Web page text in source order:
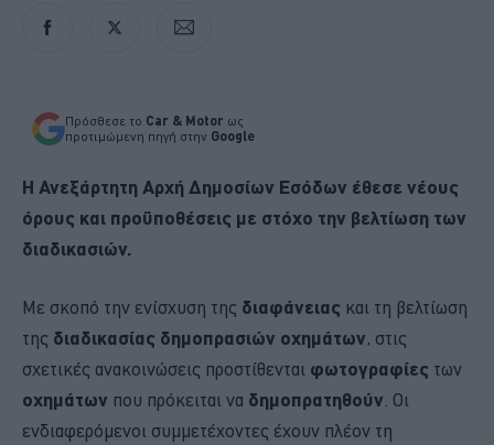
Πρόσθεσε το Car & Motor ως
προτιμώμενη πηγή στην Google
Η Ανεξάρτητη Αρχή Δημοσίων Εσόδων έθεσε νέους
όρους και προϋποθέσεις με στόχο την βελτίωση των
διαδικασιών.
Με σκοπό την ενίσχυση της διαφάνειας και τη βελτίωση
της διαδικασίας δημοπρασιών οχημάτων, στις
σχετικές ανακοινώσεις προστίθενται φωτογραφίες των
οχημάτων που πρόκειται να δημοπρατηθούν . Οι
ενδιαφερόμενοι συμμετέχοντες έχουν πλέον τη